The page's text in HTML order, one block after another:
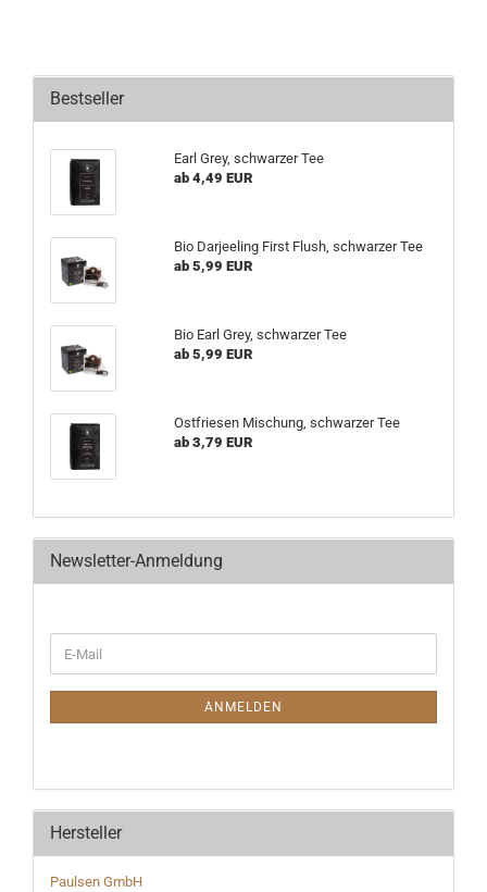
Bestseller
Earl Grey, schwarzer Tee
ab 4,49 EUR
Bio Darjeeling First Flush, schwarzer Tee
ab 5,99 EUR
Bio Earl Grey, schwarzer Tee
ab 5,99 EUR
Ostfriesen Mischung, schwarzer Tee
ab 3,79 EUR
Newsletter-Anmeldung
ANMELDEN
Hersteller
Paulsen GmbH